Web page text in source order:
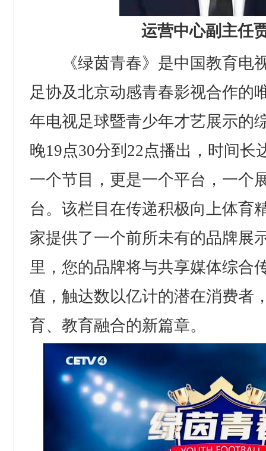
运营中心副主任
《绿茵青春》是中国教育电
足协及北京动感青春影视合作的
年电视足球暨青少年才艺展示的
晚19点30分到22点播出，时间长
一个节目，更是一个平台，一个
台。该栏目在传递积极向上体育
家提供了一个前所未有的品牌展
里，您的品牌将与共享媒体综合
值，触达数以亿计的潜在消费者
育、教育融合的新篇章。